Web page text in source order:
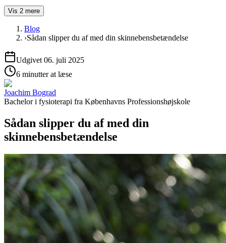
Vis 2 mere
Blog
›Sådan slipper du af med din skinnebensbetændelse
Udgivet 06. juli 2025
6 minutter at læse
Joachim Bograd
Bachelor i fysioterapi fra Københavns Professionshøjskole
Sådan slipper du af med din
skinnebensbetændelse